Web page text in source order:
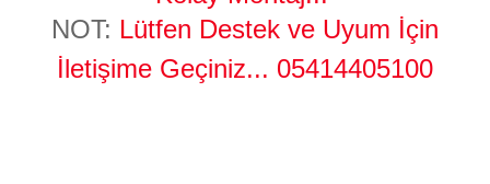
NOT: Lütfen Destek ve Uyum İçin
İletişime Geçiniz... 05414405100